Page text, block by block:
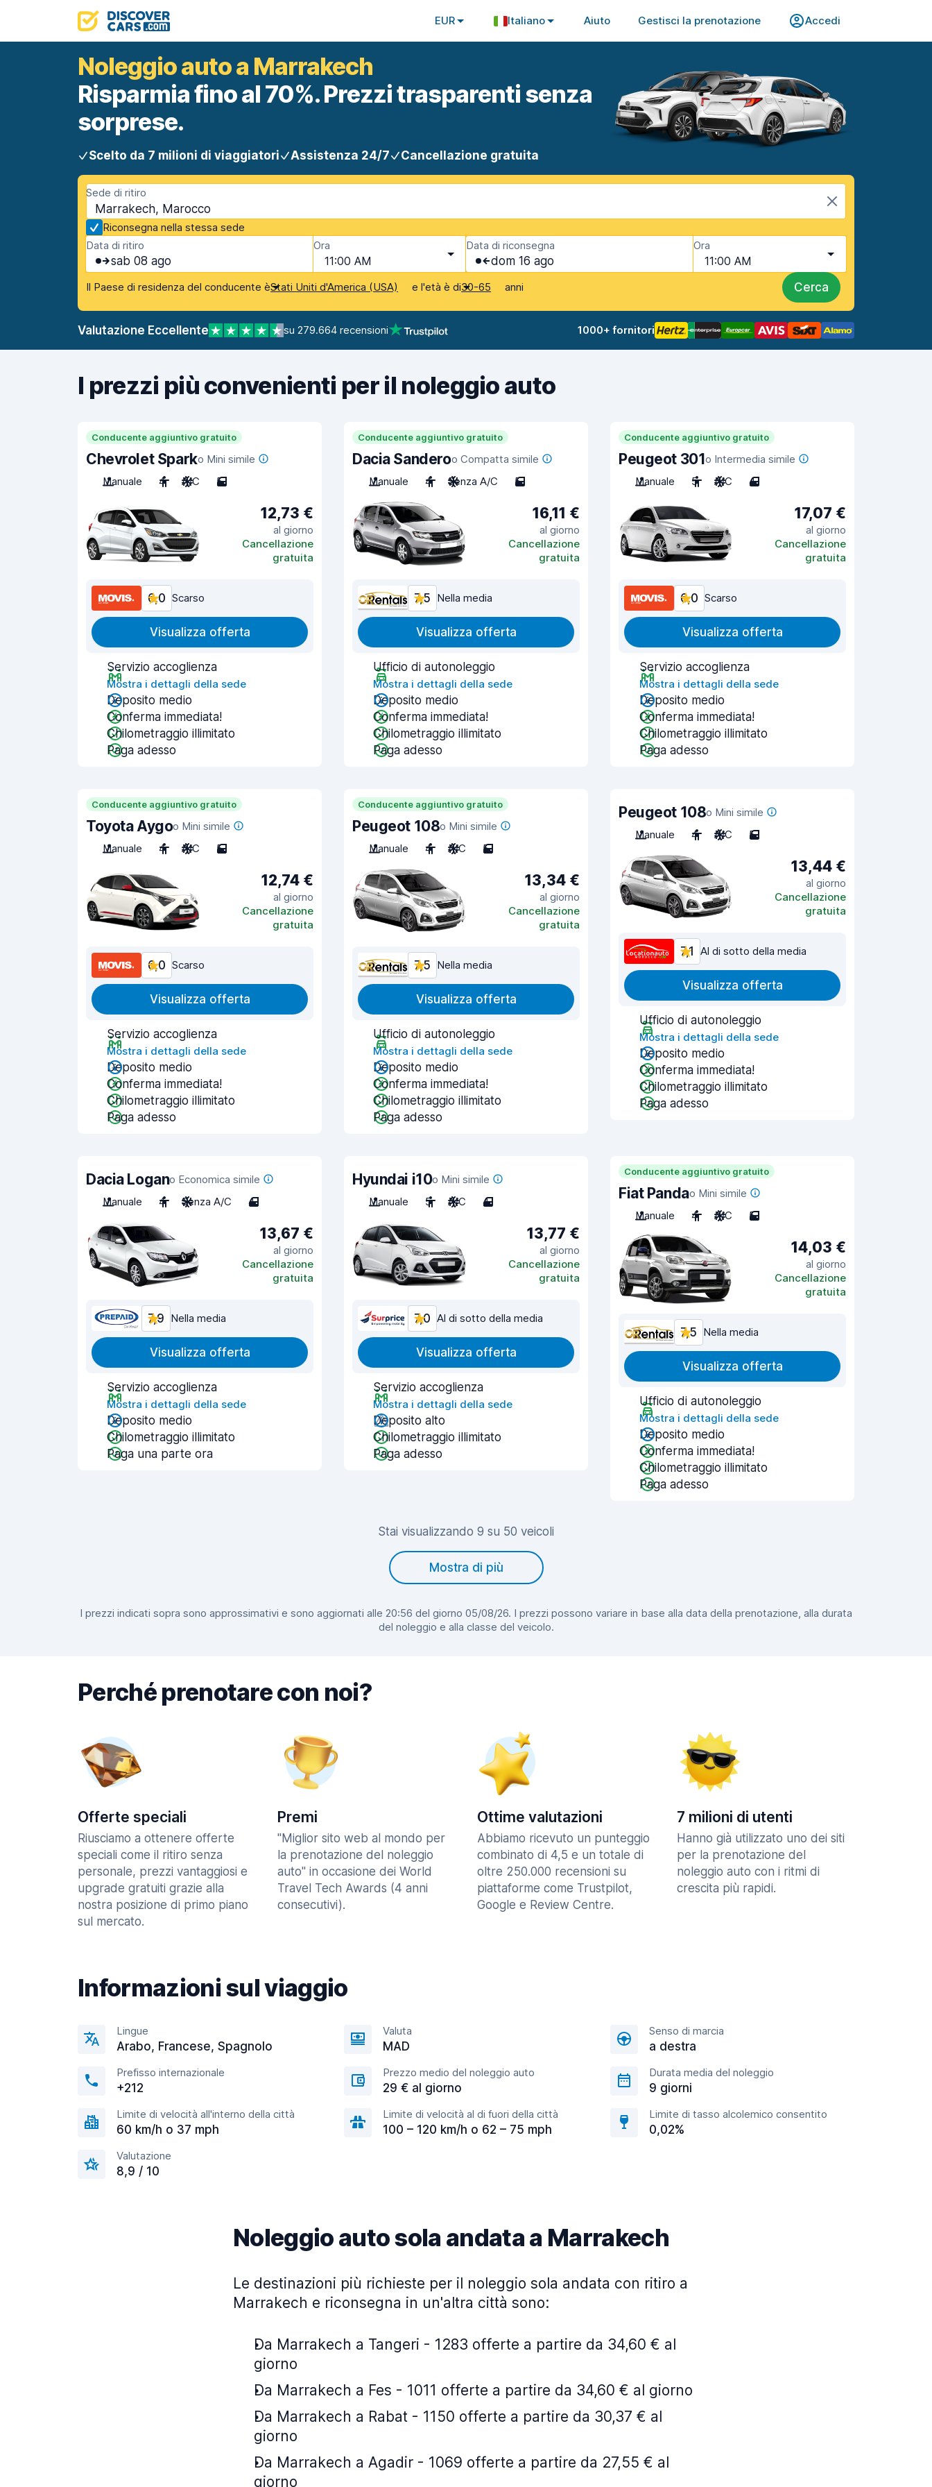
EUR Italiano Aiuto Gestisci la prenotazione Accedi
Noleggio auto a Marrakech
Risparmia fino al 70%. Prezzi trasparenti senza
sorprese.
Scelto da 7 milioni di viaggiatori Assistenza 24/7 Cancellazione gratuita
Sede di ritiro
Marrakech, Marocco
Riconsegna nella stessa sede
Data di ritiro
sab 08 ago
Ora
11:00 AM
Data di riconsegna
dom 16 ago
Ora
11:00 AM
Il Paese di residenza del conducente èStati Uniti d'America (USA) e l'età è di30-65 anni Cerca
Valutazione Eccellente su 279.664 recensioni 1000+ fornitori
I prezzi più convenienti per il noleggio auto
Conducente aggiuntivo gratuito
Chevrolet Sparko Mini simile
Manuale
4 A/C 5
12,73 €
al giorno
Cancellazione
gratuita
6,0 Scarso
Visualizza offerta
Servizio accoglienza
Mostra i dettagli della sede
Deposito medio
Conferma immediata!
Chilometraggio illimitato
Paga adesso
Conducente aggiuntivo gratuito
Dacia Sanderoo Compatta simile
Manuale
4 Senza A/C 5
16,11 €
al giorno
Cancellazione
gratuita
7,5 Nella media
Visualizza offerta
Ufficio di autonoleggio
Mostra i dettagli della sede
Deposito medio
Conferma immediata!
Chilometraggio illimitato
Paga adesso
Conducente aggiuntivo gratuito
Peugeot 301o Intermedia simile
Manuale
5 A/C 4
17,07 €
al giorno
Cancellazione
gratuita
6,0 Scarso
Visualizza offerta
Servizio accoglienza
Mostra i dettagli della sede
Deposito medio
Conferma immediata!
Chilometraggio illimitato
Paga adesso
Conducente aggiuntivo gratuito
Toyota Aygoo Mini simile
Manuale
4 A/C 5
12,74 €
al giorno
Cancellazione
gratuita
6,0 Scarso
Visualizza offerta
Servizio accoglienza
Mostra i dettagli della sede
Deposito medio
Conferma immediata!
Chilometraggio illimitato
Paga adesso
Conducente aggiuntivo gratuito
Peugeot 108o Mini simile
Manuale
4 A/C 5
13,34 €
al giorno
Cancellazione
gratuita
7,5 Nella media
Visualizza offerta
Ufficio di autonoleggio
Mostra i dettagli della sede
Deposito medio
Conferma immediata!
Chilometraggio illimitato
Paga adesso
Peugeot 108o Mini simile
Manuale
4 A/C 5
13,44 €
al giorno
Cancellazione
gratuita
7,1 Al di sotto della media
Visualizza offerta
Ufficio di autonoleggio
Mostra i dettagli della sede
Deposito medio
Conferma immediata!
Chilometraggio illimitato
Paga adesso
Dacia Logano Economica simile
Manuale
4 Senza A/C 4
13,67 €
al giorno
Cancellazione
gratuita
7,9 Nella media
Visualizza offerta
Servizio accoglienza
Mostra i dettagli della sede
Deposito medio
Chilometraggio illimitato
Paga una parte ora
Hyundai i10o Mini simile
Manuale
5 A/C 4
13,77 €
al giorno
Cancellazione
gratuita
7,0 Al di sotto della media
Visualizza offerta
Servizio accoglienza
Mostra i dettagli della sede
Deposito alto
Chilometraggio illimitato
Paga adesso
Conducente aggiuntivo gratuito
Fiat Pandao Mini simile
Manuale
4 A/C 5
14,03 €
al giorno
Cancellazione
gratuita
7,5 Nella media
Visualizza offerta
Ufficio di autonoleggio
Mostra i dettagli della sede
Deposito medio
Conferma immediata!
Chilometraggio illimitato
Paga adesso
Stai visualizzando 9 su 50 veicoli
Mostra di più
I prezzi indicati sopra sono approssimativi e sono aggiornati alle 20:56 del giorno 05/08/26. I prezzi possono variare in base alla data della prenotazione, alla durata
del noleggio e alla classe del veicolo.
Perché prenotare con noi?
Offerte speciali
Riusciamo a ottenere offerte
speciali come il ritiro senza
personale, prezzi vantaggiosi e
upgrade gratuiti grazie alla
nostra posizione di primo piano
sul mercato.
Premi
"Miglior sito web al mondo per
la prenotazione del noleggio
auto" in occasione dei World
Travel Tech Awards (4 anni
consecutivi).
Ottime valutazioni
Abbiamo ricevuto un punteggio
combinato di 4,5 e un totale di
oltre 250.000 recensioni su
piattaforme come Trustpilot,
Google e Review Centre.
7 milioni di utenti
Hanno già utilizzato uno dei siti
per la prenotazione del
noleggio auto con i ritmi di
crescita più rapidi.
Informazioni sul viaggio
Lingue
Arabo, Francese, Spagnolo
Valuta
MAD
Senso di marcia
a destra
Prefisso internazionale
+212
Prezzo medio del noleggio auto
29 € al giorno
Durata media del noleggio
9 giorni
Limite di velocità all'interno della città
60 km/h o 37 mph
Limite di velocità al di fuori della città
100 – 120 km/h o 62 – 75 mph
Limite di tasso alcolemico consentito
0,02%
Valutazione
8,9 / 10
Noleggio auto sola andata a Marrakech
Le destinazioni più richieste per il noleggio sola andata con ritiro a
Marrakech e riconsegna in un'altra città sono:
Da Marrakech a Tangeri - 1283 offerte a partire da 34,60 € al
giorno
Da Marrakech a Fes - 1011 offerte a partire da 34,60 € al giorno
Da Marrakech a Rabat - 1150 offerte a partire da 30,37 € al
giorno
Da Marrakech a Agadir - 1069 offerte a partire da 27,55 € al
giorno